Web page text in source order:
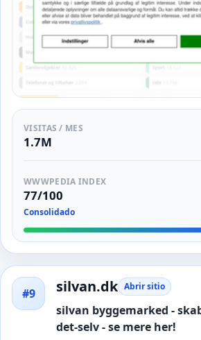
VISITAS / MES
1.7M
WWWPEDIA INDEX
77/100
Consolidado
#9 silvan.dk Abrir sitio
silvan byggemarked -
det-selv - se mere her!